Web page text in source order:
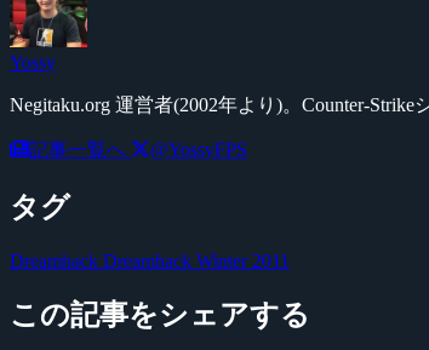
Yossy
Negitaku.org 運営者(2002年より)。Counter-
記事一覧へ @YossyFPS
タグ
Dreamhack Dreamhack Winter 2011
この記事をシェアする